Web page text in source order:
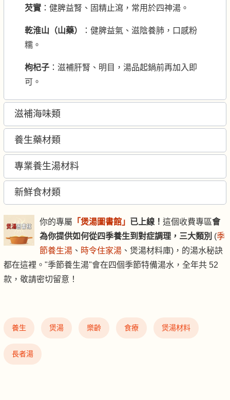
芡實 ：健脾益腎、固精止瀉，常用於四神湯。
乾淮山（山藥）
：健脾益氣、滋陰養肺，口感粉
糯。
枸杞子 ：滋補肝腎、明目，湯品起鍋前再加入即
可。
滋補海味類
養生藥材類
專業養生湯材料
新鮮食材類
你的專屬 「煲湯圖書館」 已上線！ 這個收費專區會
為你提供如何從四季養生到對症調理，三大類別 (季
節養生湯 、 時令住家湯 、煲湯材料庫)，的湯水秘訣
都在這裡。"季節養生湯"會在四個季節特備湯水，全年共 52
款，敬請密切留意！
養生 煲湯 樂齡 食療 煲湯材料
長者湯